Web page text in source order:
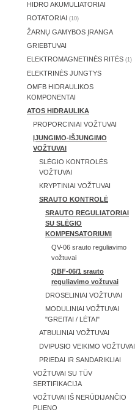
HIDRO AKUMULIATORIAI
ROTATORIAI (10)
ŽARNŲ GAMYBOS ĮRANGA
GRIEBTUVAI
ELEKTROMAGNETINĖS RITĖS (1)
ELEKTRINĖS JUNGTYS
OMFB HIDRAULIKOS
KOMPONENTAI
ATOS HIDRAULIKA
PROPORCINIAI VOŽTUVAI
ĮJUNGIMO-IŠJUNGIMO
VOŽTUVAI
SLĖGIO KONTROLĖS
VOŽTUVAI
KRYPTINIAI VOŽTUVAI
SRAUTO KONTROLĖ
SRAUTO REGULIATORIAI
SU SLĖGIO
KOMPENSATORIUMI
QV-06 srauto reguliavimo
vožtuvai
QBF-06/1 srauto
reguliavimo vožtuvai
DROSELINIAI VOŽTUVAI
MODULINIAI VOŽTUVAI
"GREITAI / LĖTAI"
ATBULINIAI VOŽTUVAI
DVIPUSIO VEIKIMO VOŽTUVAI
PRIEDAI IR SANDARIKLIAI
VOŽTUVAI SU TÜV
SERTIFIKACIJA
VOŽTUVAI IŠ NERŪDIJANČIO
PLIENO